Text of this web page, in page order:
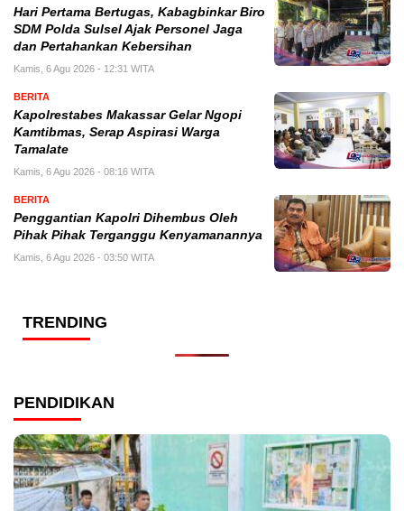
Hari Pertama Bertugas, Kabagbinkar Biro
SDM Polda Sulsel Ajak Personel Jaga
dan Pertahankan Kebersihan
Kamis, 6 Agu 2026 - 12:31 WITA
BERITA
Kapolrestabes Makassar Gelar Ngopi
Kamtibmas, Serap Aspirasi Warga
Tamalate
Kamis, 6 Agu 2026 - 08:16 WITA
BERITA
Penggantian Kapolri Dihembus Oleh
Pihak Pihak Terganggu Kenyamanannya
Kamis, 6 Agu 2026 - 03:50 WITA
TRENDING
PENDIDIKAN